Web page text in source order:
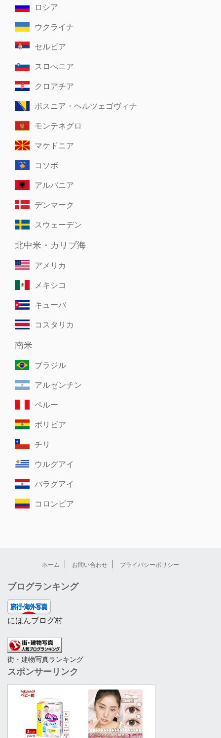
ロシア
ウクライナ
セルビア
スロべニア
クロアチア
ボスニア・ヘルツェゴヴィナ
モンテネグロ
マケドニア
コソボ
アルバニア
デンマーク
スウェーデン
北中米・カリブ海
アメリカ
メキシコ
キューバ
コスタリカ
南米
ブラジル
アルゼンチン
ペルー
ボリビア
チリ
ウルグアイ
パラグアイ
コロンビア
ホーム お問い合わせ プライバシーポリシー
ブログランキング
にほんブログ村
街・建物写真ランキング
スポンサーリンク